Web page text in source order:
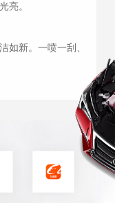
亮。
如新。一喷一刮、